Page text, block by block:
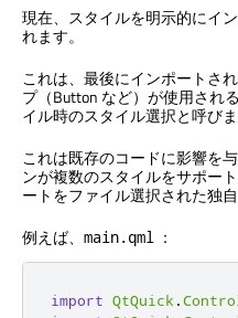
現在、スタイルを明示的にイ
れます。
これは、最後にインポートさ
プ（Button など）が使用され
イル時のスタイル選択と呼びま
これは既存のコードに影響を
ンが複数のスタイルをサポー
ートをファイル選択された独
例えば、 main.qml ：
import QtQuick .